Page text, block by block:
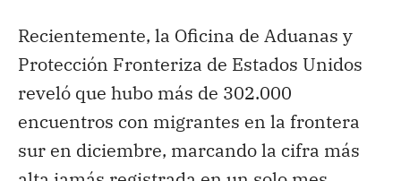
Recientemente, la Oficina de Aduanas y
Protección Fronteriza de Estados Unidos
reveló que hubo más de 302.000
encuentros con migrantes en la frontera
sur en diciembre, marcando la cifra más